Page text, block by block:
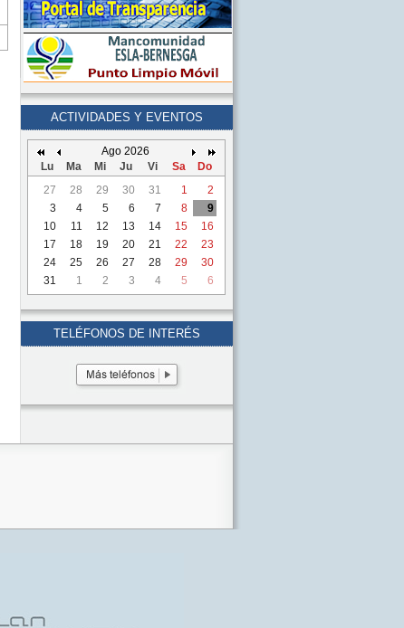
ACTIVIDADES Y EVENTOS
Ago 2026
Lu
Ma Mi Ju Vi Sa
Do
27
28 29 30 31 1
2
3
4 5 6 7 8
9
10
11 12 13 14 15
16
17
18 19 20 21 22
23
24
25 26 27 28 29
30
31
1 2 3 4 5 6
TELÉFONOS DE INTERÉS